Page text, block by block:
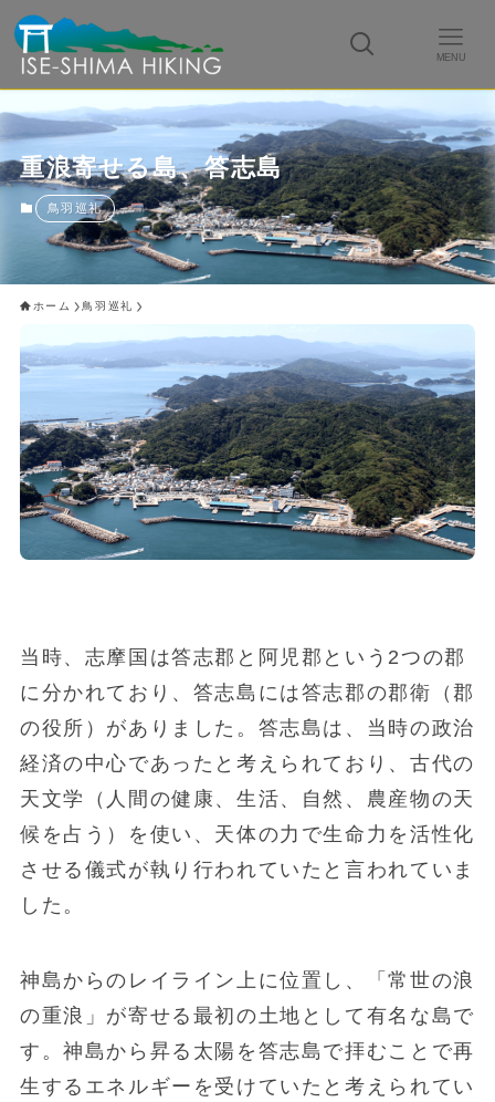
MENU
重浪寄せる島、答志島
鳥羽巡礼
ホーム 鳥羽巡礼
当時、志摩国は答志郡と阿児郡という2つの郡
に分かれており、答志島には答志郡の郡衛（郡
の役所）がありました。答志島は、当時の政治
経済の中心であったと考えられており、古代の
天文学（人間の健康、生活、自然、農産物の天
候を占う）を使い、天体の力で生命力を活性化
させる儀式が執り行われていたと言われていま
した。
神島からのレイライン上に位置し、「常世の浪
の重浪」が寄せる最初の土地として有名な島で
す。神島から昇る太陽を答志島で拝むことで再
生するエネルギーを受けていたと考えられてい